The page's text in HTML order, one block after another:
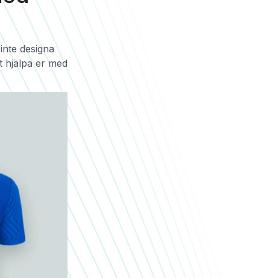
designa
hjälpa er med